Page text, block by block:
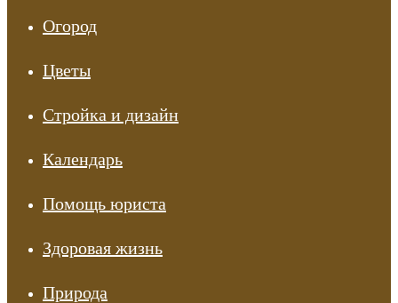
Огород
Цветы
Стройка и дизайн
Календарь
Помощь юриста
Здоровая жизнь
Природа